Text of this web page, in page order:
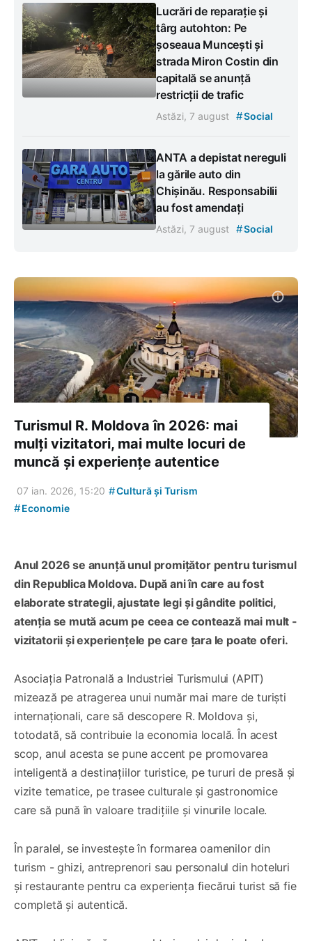
Lucrări de reparație și
târg autohton: Pe
șoseaua Muncești și
strada Miron Costin din
capitală se anunță
restricții de trafic
Astăzi, 7 august #Social
ANTA a depistat nereguli
la gările auto din
Chișinău. Responsabilii
au fost amendați
Astăzi, 7 august #Social
Turismul R. Moldova în 2026: mai
mulți vizitatori, mai multe locuri de
muncă și experiențe autentice
07 ian. 2026, 15:20 #Cultură și Turism
#Economie
Anul 2026 se anunță unul promițător pentru turismul
din Republica Moldova. După ani în care au fost
elaborate strategii, ajustate legi și gândite politici,
atenția se mută acum pe ceea ce contează mai mult -
vizitatorii și experiențele pe care țara le poate oferi.
Asociația Patronală a Industriei Turismului (APIT)
mizează pe atragerea unui număr mai mare de turiști
internaționali, care să descopere R. Moldova și,
totodată, să contribuie la economia locală. În acest
scop, anul acesta se pune accent pe promovarea
inteligentă a destinațiilor turistice, pe tururi de presă și
vizite tematice, pe trasee culturale și gastronomice
care să pună în valoare tradițiile și vinurile locale.
În paralel, se investește în formarea oamenilor din
turism - ghizi, antreprenori sau personalul din hoteluri
și restaurante pentru ca experiența fiecărui turist să fie
completă și autentică.